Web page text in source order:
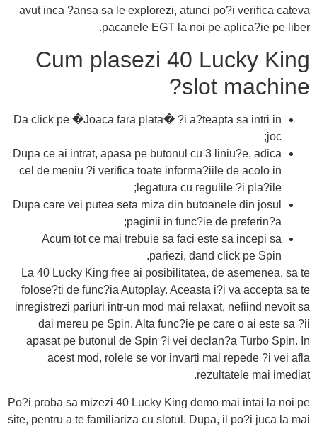
avut inca ?ansa sa le explorezi, atunci po?i verifica cateva
pacanele EGT la noi pe aplica?ie pe liber.
Cum plasezi 40 Lucky King
slot machine?
Da click pe �Joaca fara plata� ?i a?teapta sa intri in
joc;
Dupa ce ai intrat, apasa pe butonul cu 3 liniu?e, adica
cel de meniu ?i verifica toate informa?iile de acolo in
legatura cu regulile ?i pla?ile;
Dupa care vei putea seta miza din butoanele din josul
paginii in func?ie de preferin?a;
Acum tot ce mai trebuie sa faci este sa incepi sa
pariezi, dand click pe Spin.
La 40 Lucky King free ai posibilitatea, de asemenea, sa te
folose?ti de func?ia Autoplay. Aceasta i?i va accepta sa te
inregistrezi pariuri intr-un mod mai relaxat, nefiind nevoit sa
dai mereu pe Spin. Alta func?ie pe care o ai este sa ?ii
apasat pe butonul de Spin ?i vei declan?a Turbo Spin. In
acest mod, rolele se vor invarti mai repede ?i vei afla
rezultatele mai imediat.
Po?i proba sa mizezi 40 Lucky King demo mai intai la noi pe
site, pentru a te familiariza cu slotul. Dupa, il po?i juca la mai